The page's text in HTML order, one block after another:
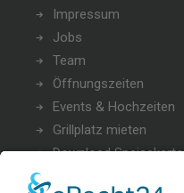
Impressum
Jobs
Team
Öffnungszeiten
Events & Hochzeiten
Grillplatz mieten
Download Speisekarte